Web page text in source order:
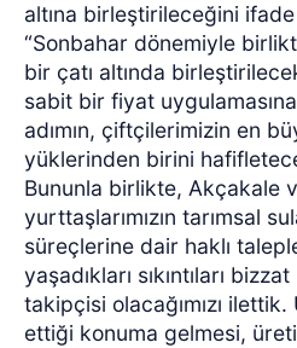
altına birleştirileceğini
“Sonbahar dönemiyle
bir çatı altında
sabit bir fiyat
adımın, çiftçilerimizin en
yüklerinden birini
Bununla birlikte, Akçakale
yurttaşlarımızın tarımsal
süreçlerine dair haklı
yaşadıkları sıkıntıları bizzat
takipçisi olacağımızı ilettik.
ettiği konuma gelmesi,